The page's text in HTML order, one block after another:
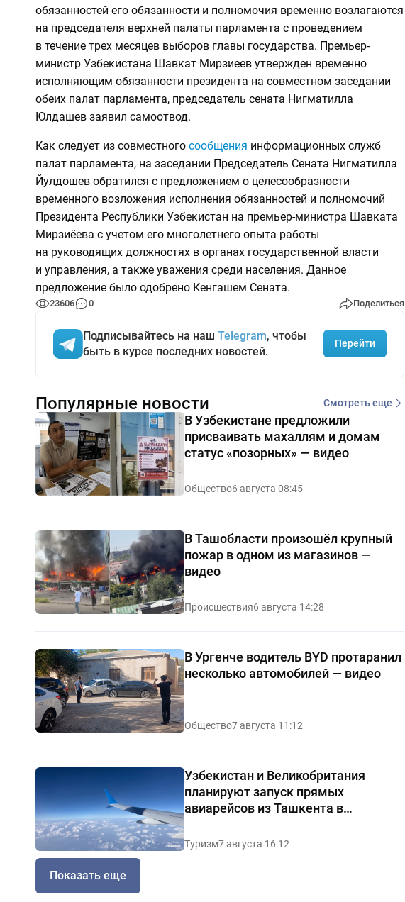
обязанностей его обязанности и полномочия временно возлагаются
на председателя верхней палаты парламента с проведением
в течение трех месяцев выборов главы государства. Премьер-
министр Узбекистана Шавкат Мирзиеев утвержден временно
исполняющим обязанности президента на совместном заседании
обеих палат парламента, председатель сената Нигматилла
Юлдашев заявил самоотвод.
Как следует из совместного сообщения информационных служб
палат парламента, на заседании Председатель Сената Нигматилла
Йулдошев обратился с предложением о целесообразности
временного возложения исполнения обязанностей и полномочий
Президента Республики Узбекистан на премьер-министра Шавката
Мирзиёева с учетом его многолетнего опыта работы
на руководящих должностях в органах государственной власти
и управления, а также уважения среди населения. Данное
предложение было одобрено Кенгашем Сената.
23606 0 Поделиться
Подписывайтесь на наш Telegram, чтобы
быть в курсе последних новостей.
Перейти
Популярные новости Смотреть еще
В Узбекистане предложили
присваивать махаллям и домам
статус «позорных» — видео
Общество6 августа 08:45
В Ташобласти произошёл крупный
пожар в одном из магазинов —
видео
Происшествия6 августа 14:28
В Ургенче водитель BYD протаранил
несколько автомобилей — видео
Общество7 августа 11:12
Узбекистан и Великобритания
планируют запуск прямых
авиарейсов из Ташкента в
Манчестер
Туризм7 августа 16:12
Показать еще